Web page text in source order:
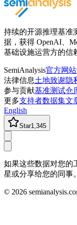
持续的开源推理基准
据，获得 OpenAI、
基础设施运营方的信
SemiAnalysis官方网站
法律信息土地致谢隐
参与贡献基准测试仓
更多支持者数据集文
English
Star1,345
如果这些数据对您的
星或分享给您的同事。
© 2026